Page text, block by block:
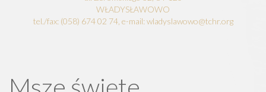
WŁADYSŁAWOWO
tel./fax: (058) 674 02 74, e-mail: wladyslawowo@tchr.org